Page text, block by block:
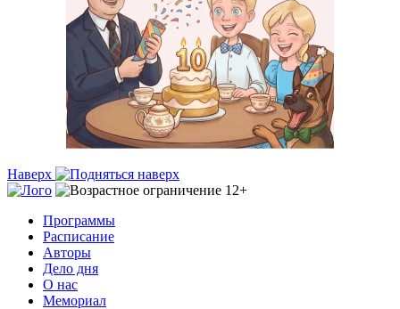
Наверх
Программы
Расписание
Авторы
Дело дня
О нас
Мемориал